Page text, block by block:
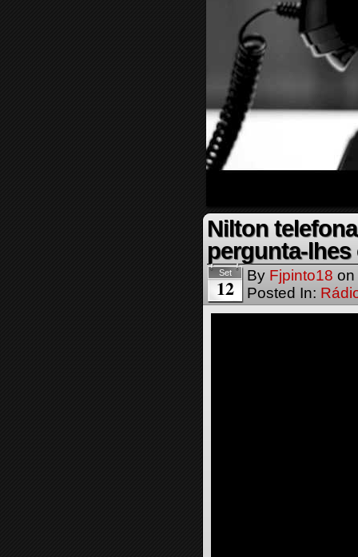
Nilton
pergunta-lhes
Set
12 By Fjpinto18 on
Posted In: